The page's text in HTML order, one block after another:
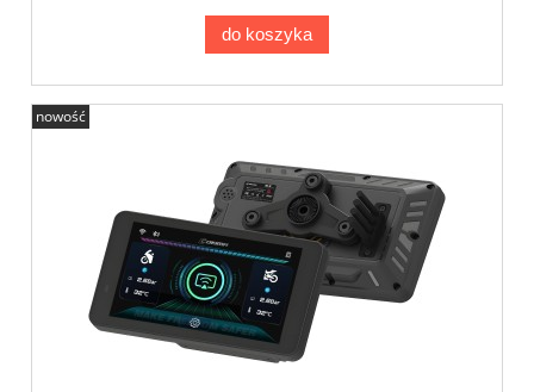
do koszyka
nowość